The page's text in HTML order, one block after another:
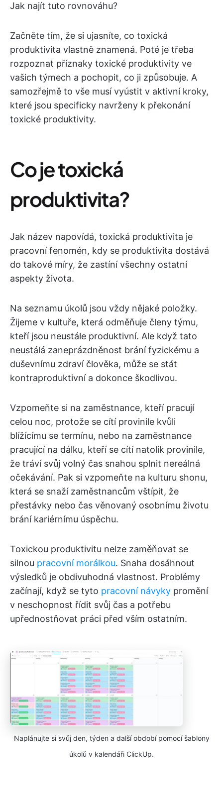
Jak najít tuto rovnováhu?
Začněte tím, že si ujasníte, co toxická
produktivita vlastně znamená. Poté je třeba
rozpoznat příznaky toxické produktivity ve
vašich týmech a pochopit, co ji způsobuje. A
samozřejmě to vše musí vyústit v aktivní kroky,
které jsou specificky navrženy k překonání
toxické produktivity.
Co je toxická
produktivita?
Jak název napovídá, toxická produktivita je
pracovní fenomén, kdy se produktivita dostává
do takové míry, že zastíní všechny ostatní
aspekty života.
Na seznamu úkolů jsou vždy nějaké položky.
Žijeme v kultuře, která odměňuje členy týmu,
kteří jsou neustále produktivní. Ale když tato
neustálá zaneprázdněnost brání fyzickému a
duševnímu zdraví člověka, může se stát
kontraproduktivní a dokonce škodlivou.
Vzpomeňte si na zaměstnance, kteří pracují
celou noc, protože se cítí provinile kvůli
blížícímu se termínu, nebo na zaměstnance
pracující na dálku, kteří se cítí natolik provinile,
že tráví svůj volný čas snahou splnit nereálná
očekávání. Pak si vzpomeňte na kulturu shonu,
která se snaží zaměstnancům vštípit, že
přestávky nebo čas věnovaný osobnímu životu
brání kariérnímu úspěchu.
Toxickou produktivitu nelze zaměňovat se
silnou pracovní morálkou. Snaha dosáhnout
výsledků je obdivuhodná vlastnost. Problémy
začínají, když se tyto pracovní návyky promění
v neschopnost řídit svůj čas a potřebu
upřednostňovat práci před vším ostatním.
Naplánujte si svůj den, týden a další období pomocí šablony
úkolů v kalendáři ClickUp.